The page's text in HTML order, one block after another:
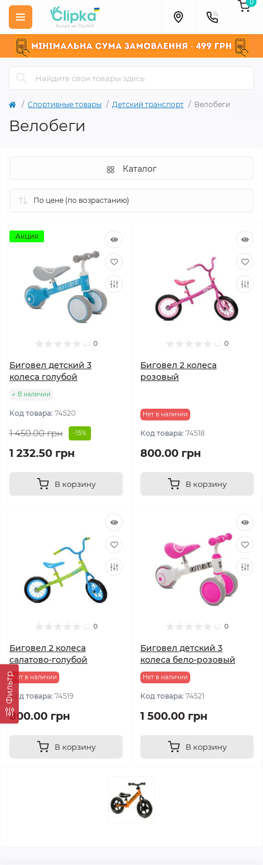
Спортивные товары Детский транспорт Велобеги
Велобеги
Фильтр
Каталог
Акция
0
Биговел детский 3
колеса голубой
В наличии
Код товара: 74520
1 450.00 грн -15%
1 232.50 грн
В корзину
0
Биговел 2 колеса
розовый
Нет в наличии
Код товара: 74518
800.00 грн
В корзину
0
Биговел 2 колеса
салатово-голубой
Нет в наличии
Код товара: 74519
800.00 грн
В корзину
0
Биговел детский 3
колеса бело-розовый
Нет в наличии
Код товара: 74521
1 500.00 грн
В корзину